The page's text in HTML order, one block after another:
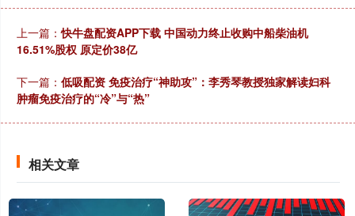
上一篇：快牛盘配资APP下载 中国动力终止收购中船柴油机
16.51%股权 原定价38亿
下一篇： 低吸配资 免疫治疗“神助攻”：李秀琴教授独家解读妇科
肿瘤免疫治疗的“冷”与“热”
相关文章